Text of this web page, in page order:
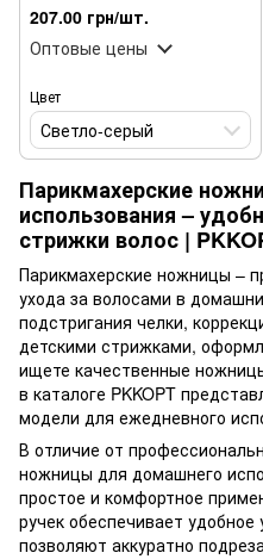
207.00 грн/шт.
Оптовые цены
Цвет
Светло-серый
Парикмахерские
использования –
стрижки волос |
Парикмахерские ножницы –
ухода за волосами в
подстригания челки,
детскими стрижками,
ищете качественные
в каталоге PKKOPT
модели для ежедневного
В отличие от
ножницы для домашнего
простое и комфортное
ручек обеспечивает
позволяют аккуратно